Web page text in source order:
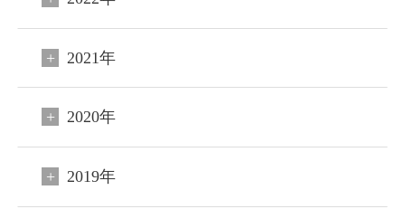
2021年
2020年
2019年